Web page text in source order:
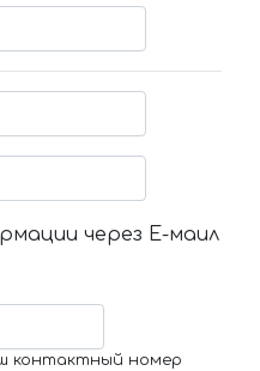
через Е-маил
контактный номер